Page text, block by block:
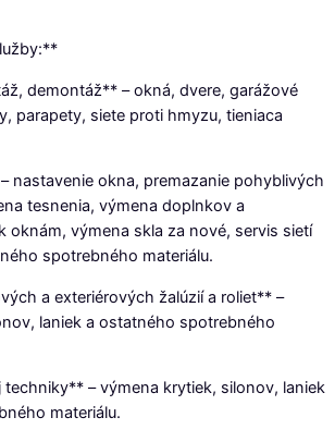
demontáž** – okná, dvere, garážové
parapety, siete proti hmyzu, tieniaca
nastavenie okna, premazanie pohyblivých
tesnenia, výmena doplnkov a
oknám, výmena skla za nové, servis sietí
spotrebného materiálu.
a exteriérových žalúzií a roliet** –
laniek a ostatného spotrebného
– výmena krytiek, silonov, laniek
materiálu.